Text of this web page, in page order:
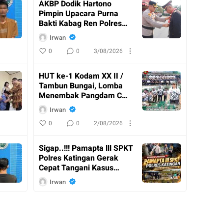
AKBP Dodik Hartono
Pimpin Upacara Purna
Bakti Kabag Ren Polres
Katingan
Irwan
0 0 3/08/2026
HUT ke-1 Kodam XX II /
Tambun Bungai, Lomba
Menembak Pangdam Cup
Resmi Ditutup
Irwan
0 0 2/08/2026
Sigap..!!! Pamapta lll SPKT
Polres Katingan Gerak
Cepat Tangani Kasus
Penganiayaan
Irwan